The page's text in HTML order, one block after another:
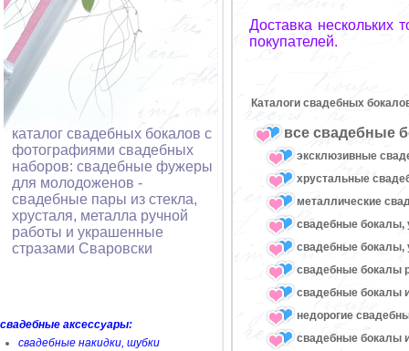
каталог свадебных бокалов с
фотографиями свадебных
наборов: свадебные фужеры
для молодоженов -
свадебные пары из стекла,
хрусталя, металла ручной
работы и украшенные
стразами Сваровски
свадебные аксессуары:
свадебные накидки, шубки
Доставка нескольких
покупателей.
Каталоги свадебных
все свадебные
эксклюзивные
хрустальные
металлические
свадебные бокалы,
свадебные бокалы,
свадебные бокалы
свадебные бокалы
недорогие
свадебные бокалы